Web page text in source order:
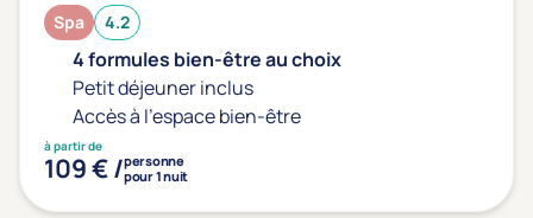
Spa 4.2
4 formules bien-être au choix
Petit déjeuner inclus
Accès à l'espace bien-être
à partir de
109 € /personne
pour 1 nuit